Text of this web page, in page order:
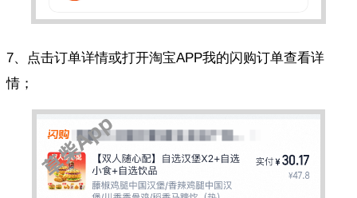
7、点击订单详情或打开淘宝APP我的闪购订单查看详
情；